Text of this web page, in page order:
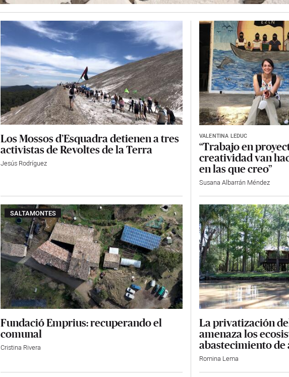
Los Mossos d’Esquadra detienen a tres
activistas de Revoltes de la Terra
Jesús Rodríguez
VALENTINA LEDUC
“Trabajo en
creatividad van
en las que creo”
Susana Albarrán Méndez
SALTAMONTES
Fundació Emprius: recuperando el
comunal
Cristina Rivera
La privatización
amenaza los
abastecimiento de
Romina Lema